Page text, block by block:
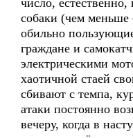
число,
собаки (чем меньше
обильно
граждане и
электрическими
хаотичной стаей
сбивают с темпа,
атаки постоянно
вечеру, когда в